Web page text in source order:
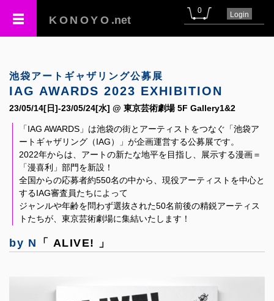
KONOYO .net
0 Login
池袋アートギャザリング公募展
IAG AWARDS 2023 EXHIBITION
23/05/14[日]-23/05/24[水] @ 東京芸術劇場 5F Gallery1&2
「IAG AWARDS」は池袋の街とアーティストをつなぐ「池袋ア
ートギャザリング（IAG）」が企画運営する公募展です。
2022年からは、アートの新たな地平を目指し、展示する漫画＝
「漫喜利」部門を新設！
全国からの応募者約550名の中から、現役アーティストを中心と
するIAG審査員たちによって
ジャンルや年齢を問わず選抜された50名前後の精鋭アーティス
トたちが、東京芸術劇場に集結いたします！
by N 「 ALIVE! 」